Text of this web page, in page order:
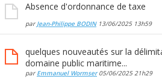
Absence d'ordonnance de taxe
par Jean-Philippe BODIN13/06/2025 13h59
quelques nouveautés sur la
domaine public maritime...
par Emmanuel Wormser05/06/202521h29